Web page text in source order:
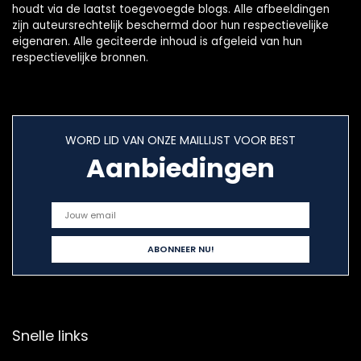
houdt via de laatst toegevoegde blogs. Alle afbeeldingen
zijn auteursrechtelijk beschermd door hun respectievelijke
eigenaren. Alle geciteerde inhoud is afgeleid van hun
respectievelijke bronnen.
WORD LID VAN ONZE MAILLIJST VOOR BEST
Aanbiedingen
Snelle links